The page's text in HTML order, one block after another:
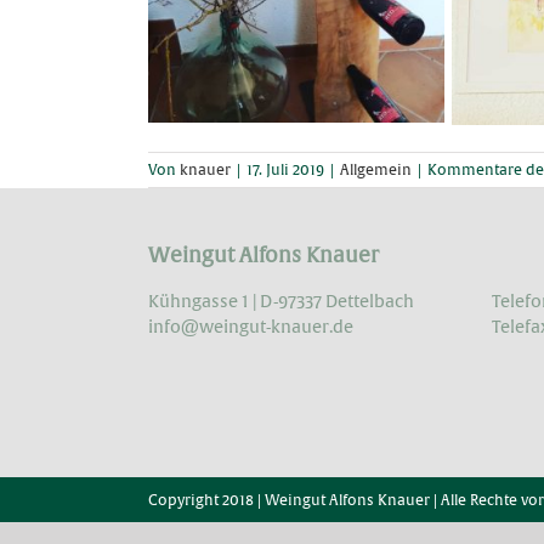
Von knauer 17. Juli 2019 Allgemein Kommentare
Weingut Alfons Knauer
Kühngasse 1 | D-97337 Dettelbach
info@weingut-knauer.de
Copyright 2018 | Weingut Alfons Knauer | Alle Rechte